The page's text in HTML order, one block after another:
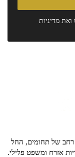
ואת מדיניות
רחב של תחומים, החל
אזרח ומשפט פלילי.